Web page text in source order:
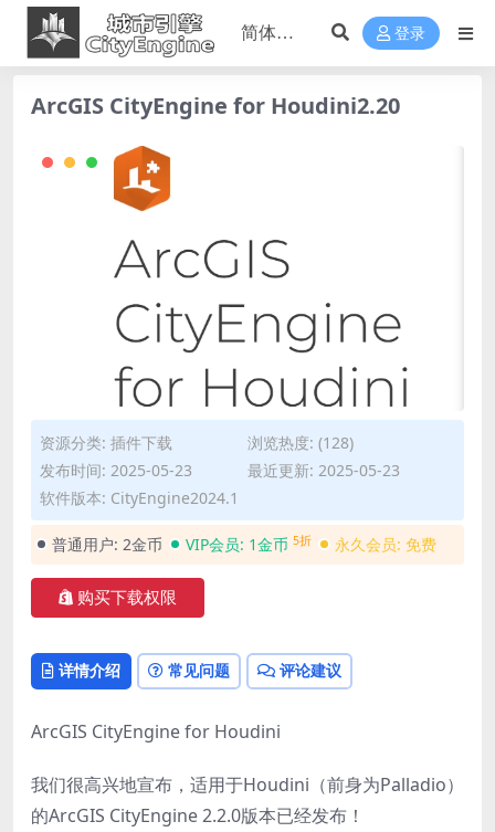
登录
ArcGIS CityEngine for Houdini2.20
资源分类: 插件下载
浏览热度: (128)
发布时间: 2025-05-23
最近更新: 2025-05-23
软件版本: CityEngine2024.1
普通用户: 2金币 VIP会员: 1金币 5折 永久会员: 免费
购买下载权限
详情介绍 常见问题 评论建议
ArcGIS CityEngine for Houdini
我们很高兴地宣布，适用于Houdini（前身为Palladio）
的ArcGIS CityEngine 2.2.0版本已经发布！